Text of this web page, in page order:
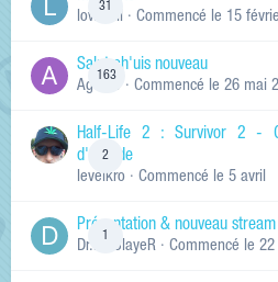
31
lowskill · Commencé le 15
163
Salut ch'uis nouveau
Ag0Nie · Commencé le 26 mai
2
Half-Life 2 : Survivor 2 -
d'arcade
levelkro · Commencé le 5 avril
Présentation & nouveau stream
Dr.KinSlayeR · Commencé le